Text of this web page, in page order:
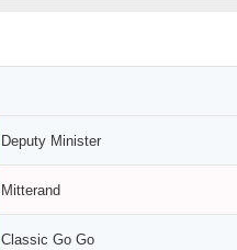
Deputy Minister
Mitterand
Classic Go Go